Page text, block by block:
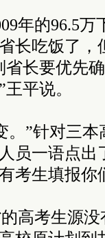
年的96.5万
长吃饭了，
长要优先
平说。
。”针对三
员一语点出
考生填报你
高考生源